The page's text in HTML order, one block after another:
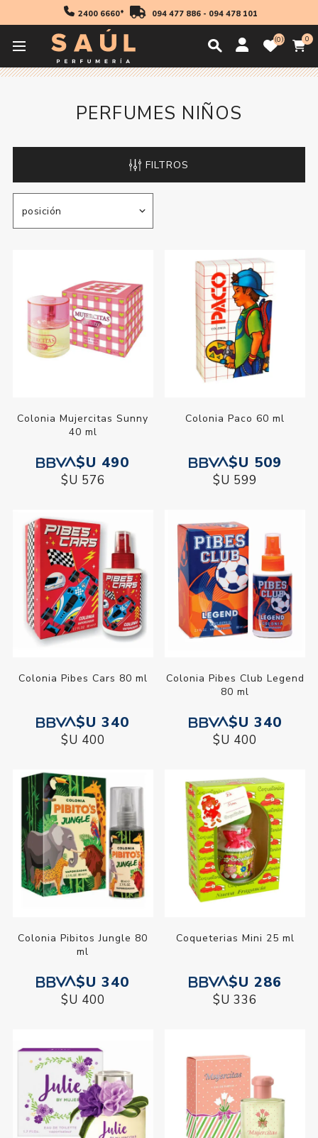
2400 6660* 094 477 886- 094 478 101
0 0
Inicio Fragancias
PERFUMES NIÑOS
FILTROS
Colonia Mujercitas Sunny
40 ml
$U 490
$U 576
Colonia Paco 60 ml
$U 509
$U 599
Colonia Pibes Cars 80 ml
$U 340
$U 400
Colonia Pibes Club Legend
80 ml
$U 340
$U 400
Colonia Pibitos Jungle 80
ml
$U 340
$U 400
Coqueterias Mini 25 ml
$U 286
$U 336